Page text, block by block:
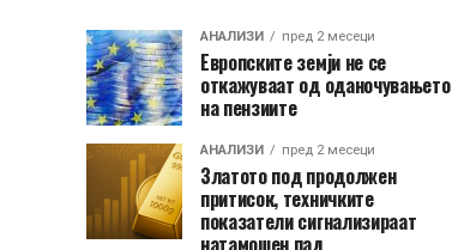
АНАЛИЗИ пред 2 месеци
Европските земји не се
откажуваат од оданочувањето
на пензиите
АНАЛИЗИ пред 2 месеци
Златото под продолжен
притисок, техничките
показатели сигнализираат
натамошен пад